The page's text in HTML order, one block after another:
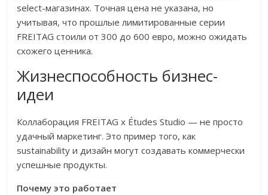
select-магазинах. Точная цена не указана, но
учитывая, что прошлые лимитированные серии
FREITAG стоили от 300 до 600 евро, можно ожидать
схожего ценника.
Жизнеспособность бизнес-
идеи
Коллаборация FREITAG x Études Studio — не просто
удачный маркетинг. Это пример того, как
sustainability и дизайн могут создавать коммерчески
успешные продукты.
Почему это работает